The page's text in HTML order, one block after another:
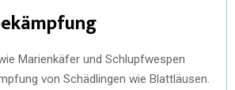
Marienkäfer und Schlupfwespen
von Schädlingen wie Blattläusen.